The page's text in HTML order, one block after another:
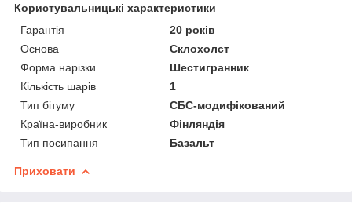
Користувальницькі характеристики
Гарантія
20 років
Основа
Склохолст
Форма нарізки
Шестигранник
Кількість шарів
1
Тип бітуму
СБС-модифікований
Країна-виробник
Фінляндія
Тип посипання
Базальт
Приховати